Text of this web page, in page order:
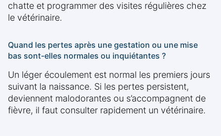
chatte et programmer des visites régulières chez
le vétérinaire.
Quand les pertes après une gestation ou une mise
bas sont-elles normales ou inquiétantes ?
Un léger écoulement est normal les premiers jours
suivant la naissance. Si les pertes persistent,
deviennent malodorantes ou s’accompagnent de
fièvre, il faut consulter rapidement un vétérinaire.